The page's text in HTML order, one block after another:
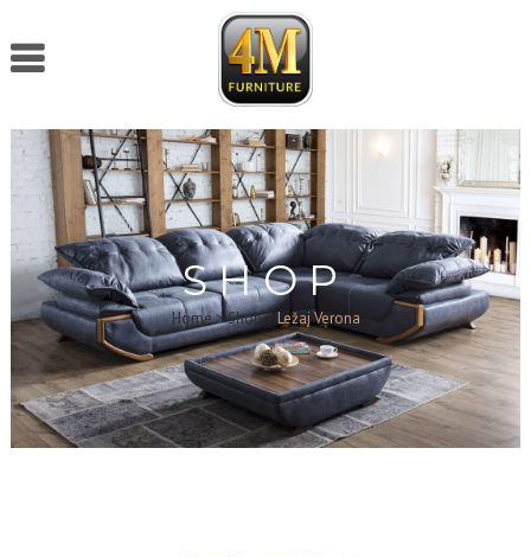
SHOP
Home>Shop> Ležaj Verona